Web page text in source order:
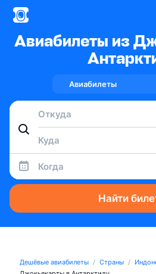
Авиабилеты из
Авиабилеты
Когда
Найти
Дешёвые авиабилеты Страны